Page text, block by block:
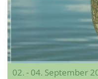
02. - 04. September